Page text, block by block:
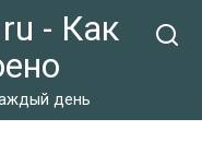
- Как
день